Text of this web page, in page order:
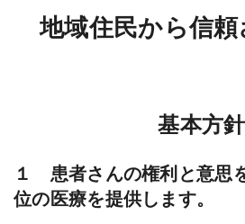
地域住民から信
基本方針
１ 患者さんの権利と意思
位の医療を提供します。